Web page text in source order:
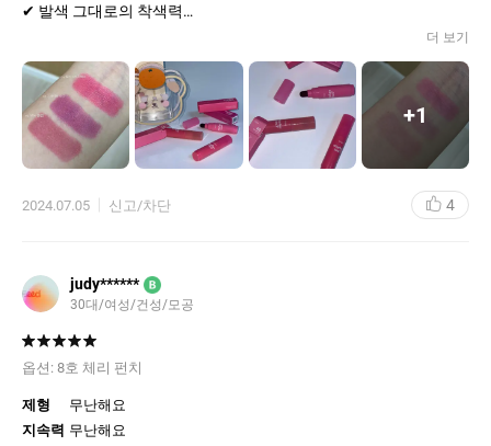
✔ 발색 그대로의 착색력
2호 모노플럼 - 차분한 플럼컬러 은은한 채도의 컬러에요🩷
4호 밀크스트로베리 - 이름 그대로의 딸기우유 컬러로 여쿨분들 찰
떡😆
6호 그레이프 소다 - 너무 딥하지 않아서 쿨쿨쿨한 포도컬러로 쿨톤
여러번 쌓아도 뭉치지 않아서 그대로 쌓을 수 있어서 넘 좋은 틴트인
거같아요!
컬러 그대로 쌓여서 레이어링도 쉽게 가능합니다!
가벼운 워터 라이트 텍스처라 여름철에 쓰기 넘 좋을거같아요🫶🏻
패키지는 살짝 생각한거보단 작았지만 한손에 다 들어와서 휴대하
기 좋습니다!
더 보기
+1
2024.07.05 신고/차단 4
judy****** B
30대/여성/건성/모공
옵션: 8호 체리 펀치
제형
무난해요
지속력 무난해요